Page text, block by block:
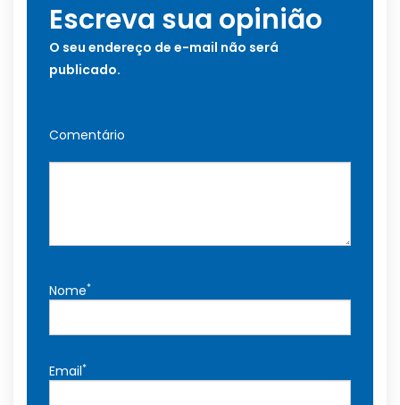
Escreva sua opinião
O seu endereço de e-mail não será
publicado.
Comentário
Nome*
Email*